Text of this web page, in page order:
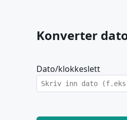
Konverter
Dato/klokkeslett